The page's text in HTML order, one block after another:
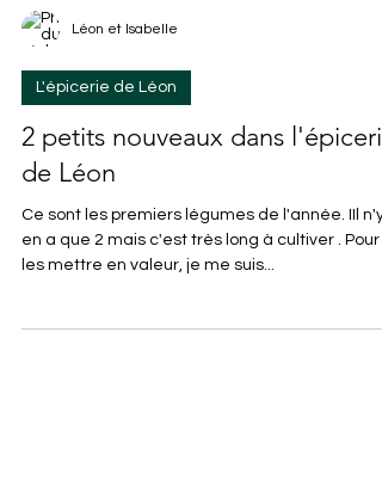
Léon et Isabelle
L'épicerie de Léon
2 petits nouveaux dans l'épicerie
de Léon
les mettre en valeur, je me suis...